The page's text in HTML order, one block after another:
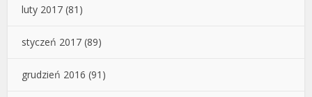
luty 2017 (81)
styczeń 2017 (89)
grudzień 2016 (91)